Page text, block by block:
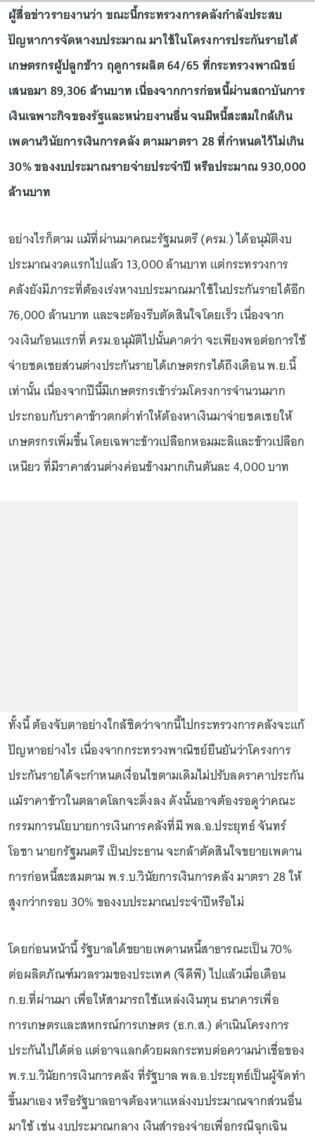
ผู้สื่อข่าวรายงานว่า ขณะนี้กระทรวงการคลังกำลังประสบ
ปัญหาการจัดหางบประมาณ มาใช้ในโครงการประกันรายได้
เกษตรกรผู้ปลูกข้าว ฤดูการผลิต 64/65 ที่กระทรวงพาณิชย์
เสนอมา 89,306 ล้านบาท เนื่องจากการก่อหนี้ผ่านสถาบันการ
เงินเฉพาะกิจของรัฐและหน่วยงานอื่น จนมีหนี้สะสมใกล้เกิน
เพดานวินัยการเงินการคลัง ตามมาตรา 28 ที่กำหนดไว้ไม่เกิน
30% ของงบประมาณรายจ่ายประจำปี หรือประมาณ 930,000
ล้านบาท
อย่างไรก็ตาม แม้ที่ผ่านมาคณะรัฐมนตรี (ครม.) ได้อนุมัติงบ
ประมาณงวดแรกไปแล้ว 13,000 ล้านบาท แต่กระทรวงการ
คลังยังมีภาระที่ต้องเร่งหางบประมาณมาใช้ในประกันรายได้อีก
76,000 ล้านบาท และจะต้องรีบตัดสินใจโดยเร็ว เนื่องจาก
วงเงินก้อนแรกที่ ครม.อนุมัติไปนั้นคาดว่า จะเพียงพอต่อการใช้
จ่ายชดเชยส่วนต่างประกันรายได้เกษตรกรได้ถึงเดือน พ.ย.นี้
เท่านั้น เนื่องจากปีนี้มีเกษตรกรเข้าร่วมโครงการจำนวนมาก
ประกอบกับราคาข้าวตกต่ำทำให้ต้องหาเงินมาจ่ายชดเชยให้
เกษตรกรเพิ่มขึ้น โดยเฉพาะข้าวเปลือกหอมมะลิและข้าวเปลือก
เหนียว ที่มีราคาส่วนต่างค่อนข้างมากเกินตันละ 4,000 บาท
ทั้งนี้ ต้องจับตาอย่างใกล้ชิดว่าจากนี้ไปกระทรวงการคลังจะแก้
ปัญหาอย่างไร เนื่องจากกระทรวงพาณิชย์ยืนยันว่าโครงการ
ประกันรายได้จะกำหนดเงื่อนไขตามเดิมไม่ปรับลดราคาประกัน
แม้ราคาข้าวในตลาดโลกจะดิ่งลง ดังนั้นอาจต้องรอดูว่าคณะ
กรรมการนโยบายการเงินการคลังที่มี พล.อ.ประยุทธ์ จันทร์
โอชา นายกรัฐมนตรี เป็นประธาน จะกล้าตัดสินใจขยายเพดาน
การก่อหนี้สะสมตาม พ.ร.บ.วินัยการเงินการคลัง มาตรา 28 ให้
สูงกว่ากรอบ 30% ของงบประมาณประจำปีหรือไม่
โดยก่อนหน้านี้ รัฐบาลได้ขยายเพดานหนี้สาธารณะเป็น 70%
ต่อผลิตภัณฑ์มวลรวมของประเทศ (จีดีพี) ไปแล้วเมื่อเดือน
ก.ย.ที่ผ่านมา เพื่อให้สามารถใช้แหล่งเงินทุน ธนาคารเพื่อ
การเกษตรและสหกรณ์การเกษตร (ธ.ก.ส.) ดำเนินโครงการ
ประกันไปได้ต่อ แต่อาจแลกด้วยผลกระทบต่อความน่าเชื่อของ
พ.ร.บ.วินัยการเงินการคลัง ที่รัฐบาล พล.อ.ประยุทธ์เป็นผู้จัดทำ
ขึ้นมาเอง หรือรัฐบาลอาจต้องหาแหล่งงบประมาณจากส่วนอื่น
มาใช้ เช่น งบประมาณกลาง เงินสำรองจ่ายเพื่อกรณีฉุกเฉิน